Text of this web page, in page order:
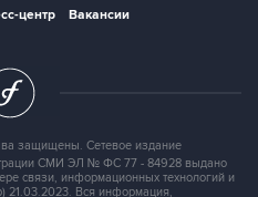
центр
Вакансии
защищены. Сетевое издание
СМИ ЭЛ № ФС 77 - 84928 выдано
связи, информационных технологий и
21.03.2023. Вся информация,